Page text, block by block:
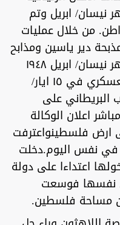
نيسان/ ابريل وتم
) مواطن. من خلال عمليات
دير ياسين ومذابح
اللد والرملة.في اخر يوم من شهر نيسان/ ابريل ١٩٤٨
قررت الجامعة العربية التدخل العسكري في ١٥ ايار/
البريطاني على
اعلان الوكالة
ارض فلسطينواعترفت
في نفس اليوم.دخلت
اعتداءا على دولة
نفسها فوسعت